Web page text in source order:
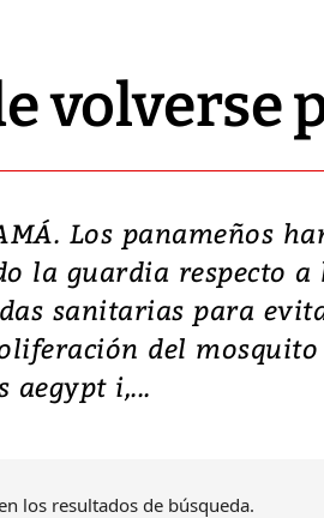
volverse
Los panameños
la guardia respecto a
sanitarias para
del mosquito
aegypt i,...
los resultados de búsqueda.
Video, Japón:
deja heridos y graves
daños en Kumamoto